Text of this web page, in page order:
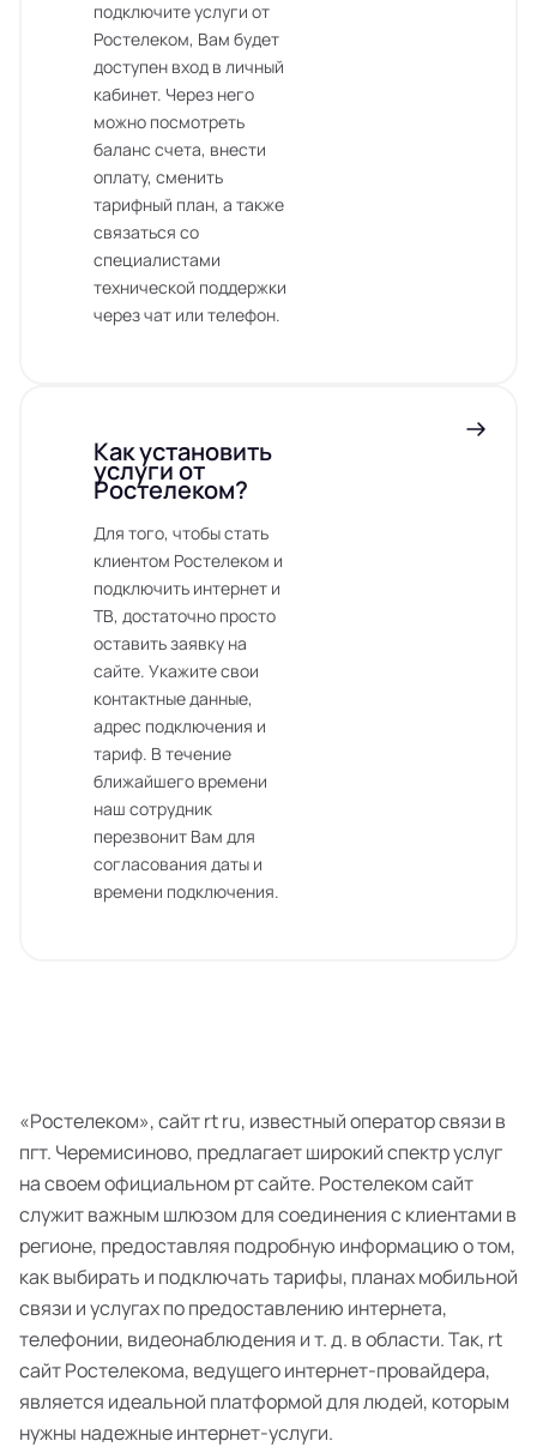
подключите услуги от
Ростелеком, Вам будет
доступен вход в личный
кабинет. Через него
можно посмотреть
баланс счета, внести
оплату, сменить
тарифный план, а также
связаться со
специалистами
технической поддержки
через чат или телефон.
Как установить
услуги от
Ростелеком?
Для того, чтобы стать
клиентом Ростелеком и
подключить интернет и
ТВ, достаточно просто
оставить заявку на
сайте. Укажите свои
контактные данные,
адрес подключения и
тариф. В течение
ближайшего времени
наш сотрудник
перезвонит Вам для
согласования даты и
времени подключения.
«Ростелеком», сайт rt ru, известный оператор связи в
пгт. Черемисиново, предлагает широкий спектр услуг
на своем официальном рт сайте. Ростелеком сайт
служит важным шлюзом для соединения с клиентами в
регионе, предоставляя подробную информацию о том,
как выбирать и подключать тарифы, планах мобильной
связи и услугах по предоставлению интернета,
телефонии, видеонаблюдения и т. д. в области. Так, rt
сайт Ростелекома, ведущего интернет-провайдера,
является идеальной платформой для людей, которым
нужны надежные интернет-услуги.